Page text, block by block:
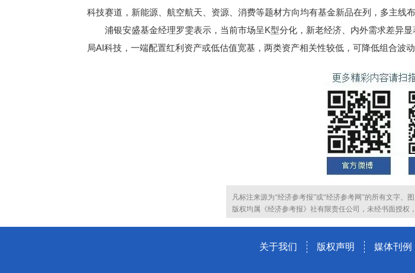
科技赛道，新能源、航空航天、资源、消费等题材方向均有基金新品在列，多主线
浦银安盛基金经理罗雯表示，当前市场呈K型分化，新老经济、内外需求差异
局AI科技，一端配置红利资产或低估值宽基，两类资产相关性较低，可降低组合波动
凡标注来源为“经济参考报”或“经济参考网”的所有文字、
版权均属《经济参考报》社有限责任公司，未经书面授权
关于我们 版权声明 媒体刊例